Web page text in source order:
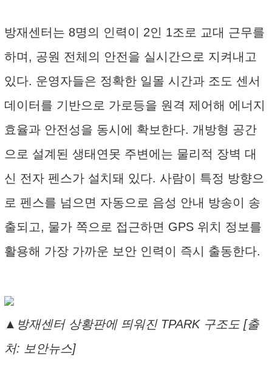
방재센터는 8명의 인력이 2인 1조로 교대 근무를
하며, 공원 전체의 안전을 실시간으로 지켜내고
있다. 운영자들은 정확한 일몰 시간과 조도 센서
데이터를 기반으로 가로등을 원격 제어해 에너지
효율과 안전성을 동시에 확보한다. 개방형 공간
으로 설계된 생태연못 주변에는 물리적 장벽 대
신 전자 펜스가 설치돼 있다. 사람이 특정 방향으
로 펜스를 넘으면 자동으로 음성 안내 방송이 송
출되고, 물가 쪽으로 접근하면 GPS 위치 정보를
활용해 가장 가까운 보안 인력이 즉시 출동한다.
▲방재센터 상황판에 띄워진 TPARK 구조도 [출
처: 보안뉴스]